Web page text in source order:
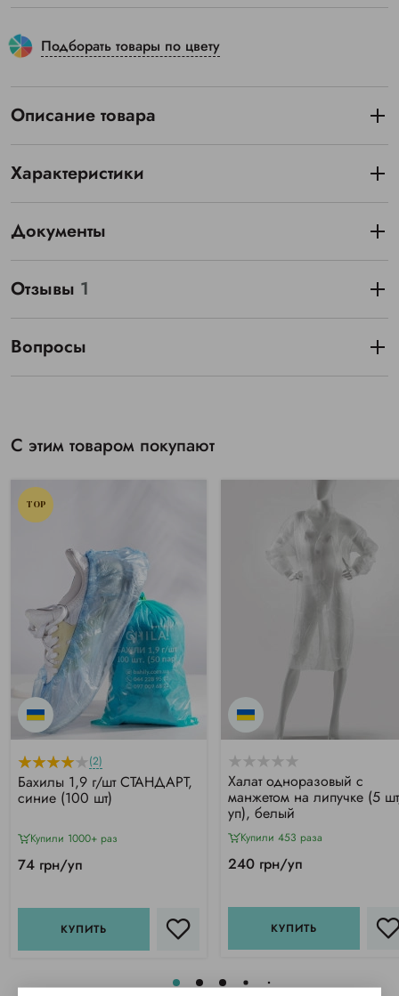
Подборать товары по цвету
Описание товара
Характеристики
Документы
Отзывы 1
Вопросы
С этим товаром покупают
TOP
(2)
Бахилы 1,9 г/шт СТАНДАРТ,
синие (100 шт)
Купили 1000+ раз
74 грн/уп
КУПИТЬ
Халат одноразовый с
манжетом на липучке (5
уп), белый
Купили 453 раза
240 грн/уп
КУПИТЬ